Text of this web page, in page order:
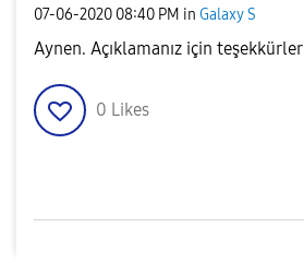
‎07-06-2020 08:40 PM in Galaxy S
Aynen. Açıklamanız için teşekkürler
0 Likes